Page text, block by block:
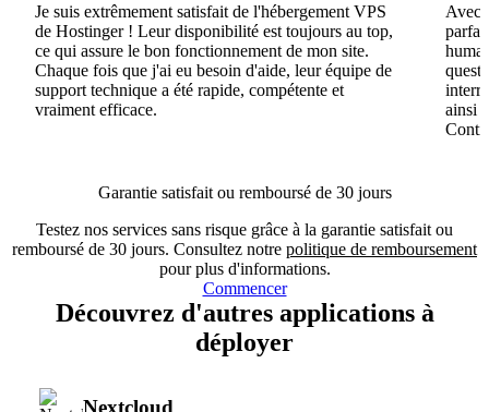
Je suis extrêmement satisfait de l'hébergement VPS
de Hostinger ! Leur disponibilité est toujours au top,
ce qui assure le bon fonctionnement de mon site.
Chaque fois que j'ai eu besoin d'aide, leur équipe de
support technique a été rapide, compétente et
vraiment efficace.
Avec
ainsi
Garantie satisfait ou remboursé de 30 jours
Testez nos services sans risque grâce à la garantie satisfait ou
remboursé de 30 jours. Consultez notre politique de remboursement
pour plus d'informations.
Commencer
Découvrez d'autres applications à
déployer
Nextcloud